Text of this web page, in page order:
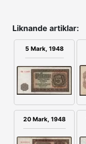
Liknande artiklar:
5 Mark, 1948
20 Mark, 1948